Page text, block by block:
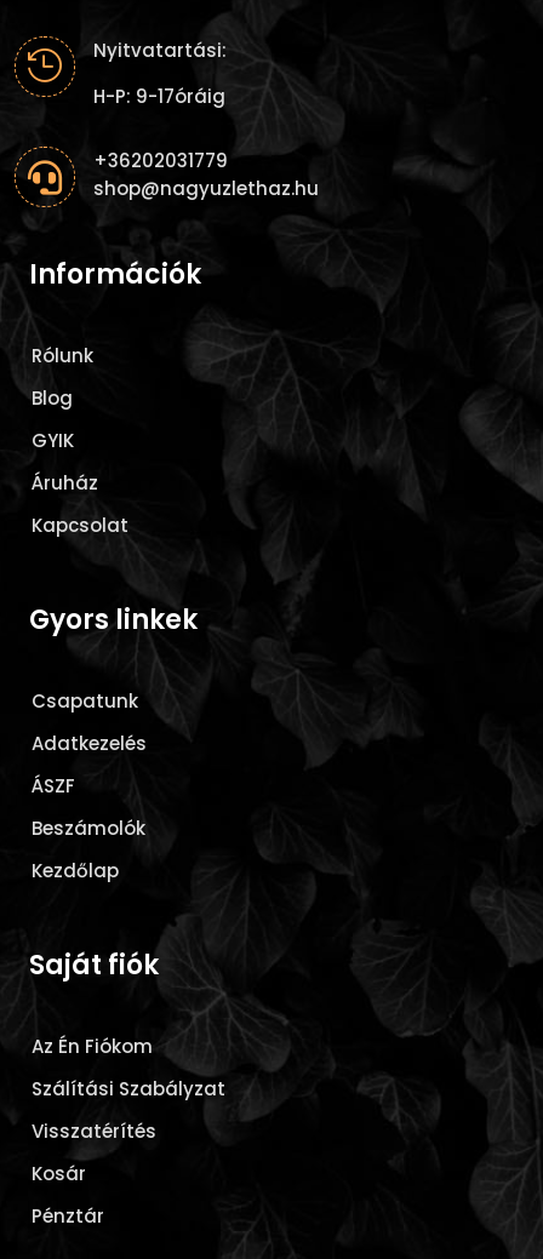

Nyitvatartási:
H-P: 9-17óráig

+36202031779
shop@nagyuzlethaz.hu
Információk
Rólunk
Blog
GYIK
Áruház
Kapcsolat
Gyors linkek
Csapatunk
Adatkezelés
ÁSZF
Beszámolók
Kezdőlap
Saját fiók
Az Én Fiókom
Szálítási Szabályzat
Visszatérítés
Kosár
Pénztár